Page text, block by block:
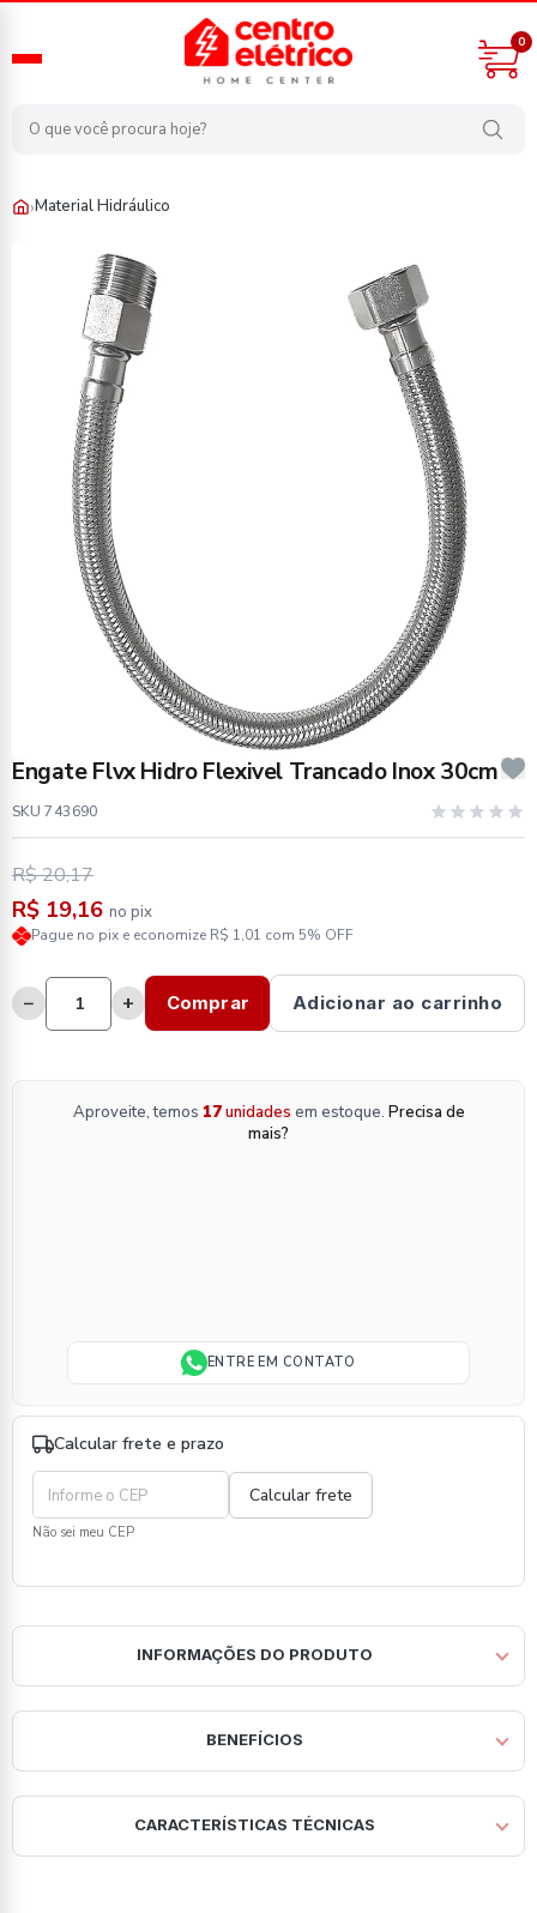
0
›Material Hidráulico
Engate Flvx Hidro Flexivel Trancado Inox 30cm
SKU 743690
R$ 20,17
R$ 19,16 no pix
Pague no pix e economize R$ 1,01 com 5% OFF
− + Comprar Adicionar ao carrinho
Aproveite, temos 17unidades em estoque. Precisa de
mais?
ENTRE EM CONTATO
Calcular frete e prazo
Não sei meu CEP
INFORMAÇÕES DO PRODUTO
BENEFÍCIOS
CARACTERÍSTICAS TÉCNICAS